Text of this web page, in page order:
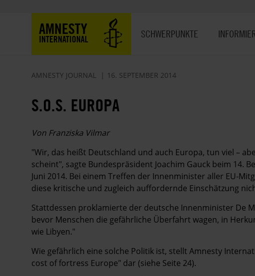
AMNESTY
INTERNATIONAL SCHWERPUNKTE
AMNESTY JOURNAL 16. SEPTEMBER 2014
S.O.S. EUROPA
Von Franziska Vilmar
"Wir, das heißt Deutschland und auch Europa, tun viel –
scheint", sagte Bundespräsident Joachim Gauck beim 14.
Juni 2014. Bei einem Treffen der Innenminister aller EU-­
diese kritische und zugleich auffordernde Einschätzung
Stattdessen proklamierte der deutsche Innenminister De
bevor Menschen die gefährliche Überfahrt wagen, in
wie Libyen."
Wie gefährlich eine solche Politik ist, stellt Amnesty
cost of fortress Europe" dar (siehe Seite 24).